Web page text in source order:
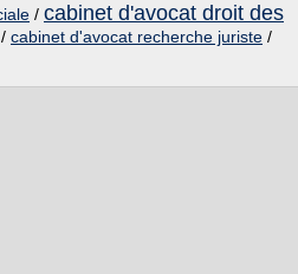
/ cabinet d'avocat droit des
/ cabinet d'avocat recherche juriste /